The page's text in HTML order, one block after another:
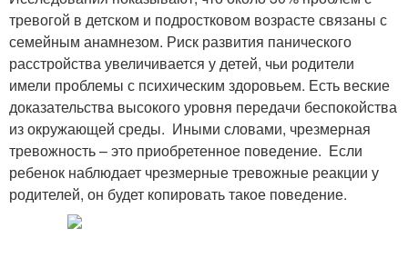
тревогой в детском и подростковом возрасте связаны с
семейным анамнезом. Риск развития панического
расстройства увеличивается у детей, чьи родители
имели проблемы с психическим здоровьем. Есть веские
доказательства высокого уровня передачи беспокойства
из окружающей среды. Иными словами, чрезмерная
тревожность – это приобретенное поведение. Если
ребенок наблюдает чрезмерные тревожные реакции у
родителей, он будет копировать такое поведение.